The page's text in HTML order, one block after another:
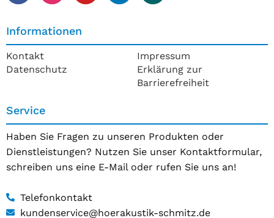
Informationen
Kontakt
Datenschutz
Impressum
Erklärung zur
Barrierefreiheit
Service
Haben Sie Fragen zu unseren Produkten oder
Dienstleistungen? Nutzen Sie unser Kontaktformular,
schreiben uns eine E-Mail oder rufen Sie uns an!
Telefonkontakt
kundenservice@hoerakustik-schmitz.de